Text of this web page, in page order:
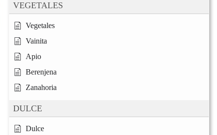
VEGETALES
Vegetales
Vainita
Apio
Berenjena
Zanahoria
DULCE
Dulce